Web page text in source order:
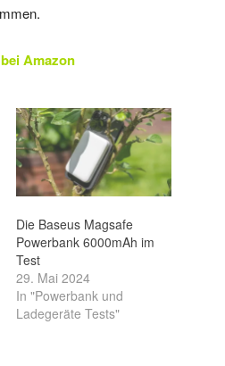
bei Amazon
Die Baseus Magsafe
Powerbank 6000mAh im
Test
29. Mai 2024
In "Powerbank und
Ladegeräte Tests"